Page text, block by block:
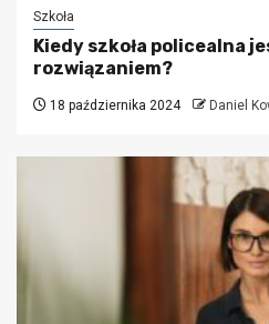
Szkoła
Kiedy szkoła policealna
rozwiązaniem?
18 października 2024 Daniel